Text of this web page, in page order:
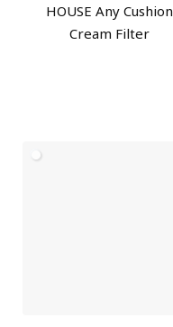
HOUSE Any Cushion
Cream Filter